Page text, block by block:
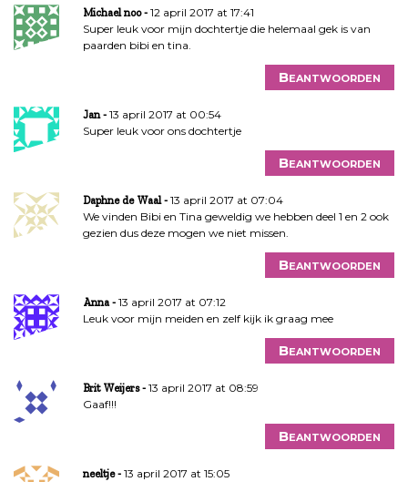
Michael noo
12 april 2017 at 17:41
Super leuk voor mijn dochtertje die helemaal gek is van
paarden bibi en tina.
Beantwoorden
Jan
13 april 2017 at 00:54
Super leuk voor ons dochtertje
Beantwoorden
Daphne de Waal
13 april 2017 at 07:04
We vinden Bibi en Tina geweldig we hebben deel 1 en 2 ook
gezien dus deze mogen we niet missen.
Beantwoorden
Anna
13 april 2017 at 07:12
Leuk voor mijn meiden en zelf kijk ik graag mee
Beantwoorden
Brit Weijers
13 april 2017 at 08:59
Gaaf!!!
Beantwoorden
neeltje
13 april 2017 at 15:05